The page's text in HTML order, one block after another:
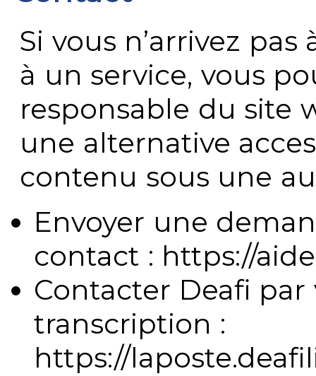
Si vous n’arrivez
à un service, vous
responsable du site
une alternative
contenu sous une
Envoyer une
contact : https://
Contacter Deafi
transcription :
https://